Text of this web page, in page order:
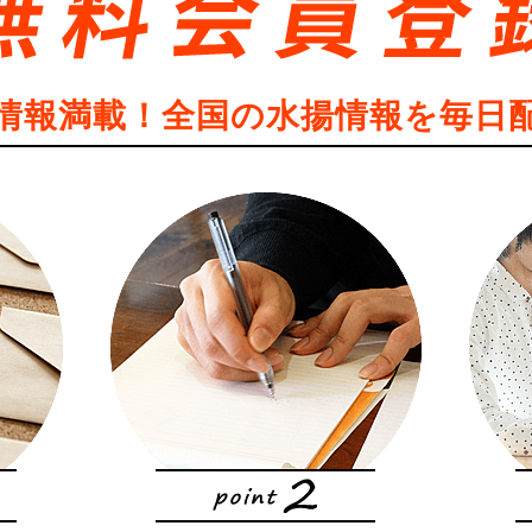
報満載！全国の水揚情報を毎日